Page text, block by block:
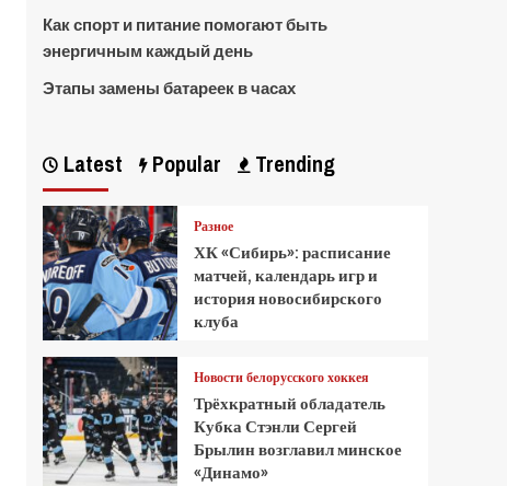
Как спорт и питание помогают быть
энергичным каждый день
Этапы замены батареек в часах
Latest Popular Trending
Разное
ХК «Сибирь»: расписание
матчей, календарь игр и
история новосибирского
клуба
Новости белорусского хоккея
Трёхкратный обладатель
Кубка Стэнли Сергей
Брылин возглавил минское
«Динамо»